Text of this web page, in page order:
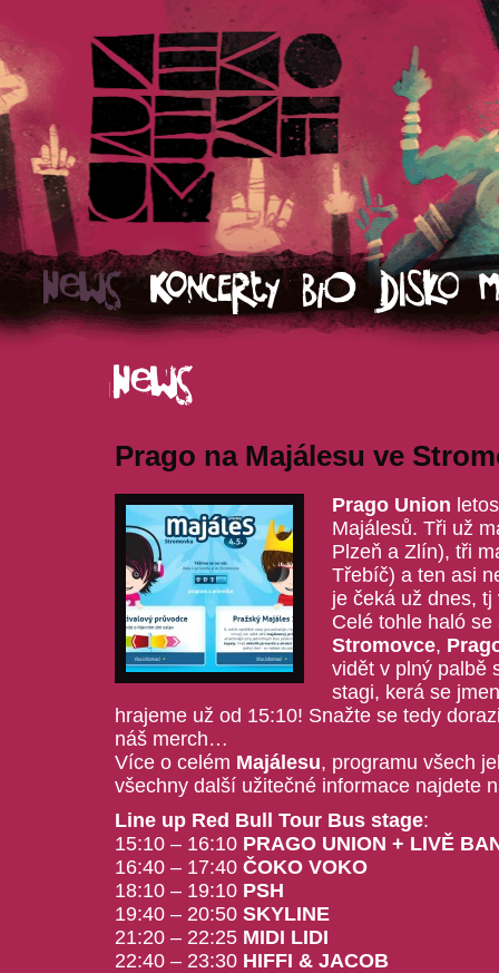
Prago na Majálesu ve
Prago Union
Majálesů. Tři už
Plzeň a Zlín), tři
Třebíč) a ten asi
je čeká už dnes, tj
Celé tohle haló
Stromovce,
vidět v plný palbě
stagi, kerá se
hrajeme už od 15:10! Snažte se tedy
náš merch…
Více o celém Majálesu, programu všech
všechny další užitečné informace najdete
Line up Red Bull Tour Bus stage:
15:10 – 16:10 PRAGO UNION + LIVĚ
16:40 – 17:40 ČOKO VOKO
18:10 – 19:10 PSH
19:40 – 20:50 SKYLINE
21:20 – 22:25 MIDI LIDI
22:40 – 23:30 HIFFI & JACOB